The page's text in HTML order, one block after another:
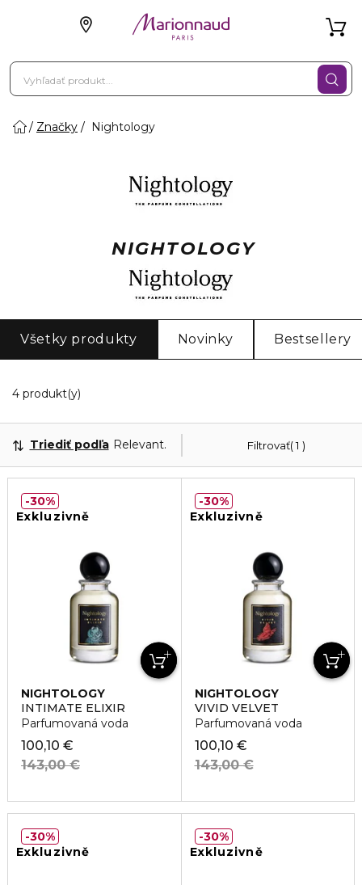
Značky Nightology
NIGHTOLOGY
Všetky produkty Novinky Bestsellery
4 produkt(y)
Filtrovať 1
Triediť podľa Relevantnosť
Exkluzivně
NIGHTOLOGY
INTIMATE ELIXIR
Parfumovaná voda
100,10 €
143,00 €
30%
Exkluzivně
NIGHTOLOGY
VIVID VELVET
Parfumovaná voda
100,10 €
143,00 €
30%
Exkluzivně
30%
Exkluzivně
30%